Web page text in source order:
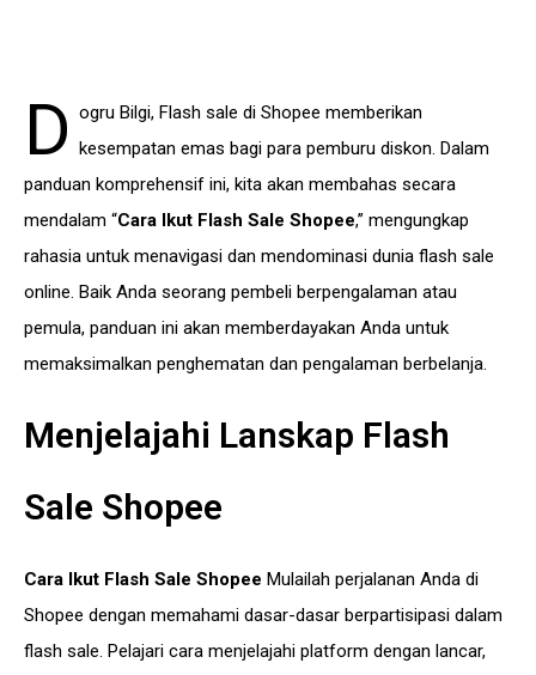
D ogru Bilgi, Flash sale di Shopee memberikan
kesempatan emas bagi para pemburu diskon. Dalam
panduan komprehensif ini, kita akan membahas secara
mendalam “Cara Ikut Flash Sale Shopee,” mengungkap
rahasia untuk menavigasi dan mendominasi dunia flash sale
online. Baik Anda seorang pembeli berpengalaman atau
pemula, panduan ini akan memberdayakan Anda untuk
memaksimalkan penghematan dan pengalaman berbelanja.
Menjelajahi Lanskap Flash
Sale Shopee
Cara Ikut Flash Sale Shopee Mulailah perjalanan Anda di
Shopee dengan memahami dasar-dasar berpartisipasi dalam
flash sale. Pelajari cara menjelajahi platform dengan lancar,